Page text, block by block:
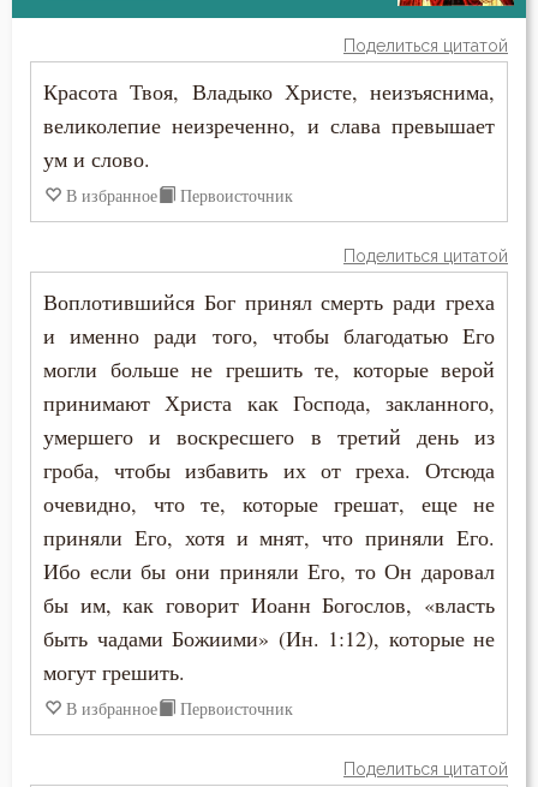
Бесстрастие
Благодарность
Благочестие
Ближний
Блуд
Бог
Богопознание
Богородица
Богослужение
Богоугождение
Амвросий Оптинский (Гренков)
Афанасий Великий
Григорий Богослов
Григорий Палама
Игнатий Брянчанинов
Иоанн Златоуст
Исидор Пелусиот
Иустин (Попович)
Николай Сербский
Симеон Новый Богослов
Феофан Затворник
Филарет Московский (Дроздов)
Поделиться цитатой
Красота Твоя, Владыко Христе, неизъяснима,
великолепие неизреченно, и слава превышает
ум и слово.
В избранное Первоисточник
Поделиться цитатой
Воплотившийся Бог принял смерть ради греха
и именно ради того, чтобы благодатью Его
могли больше не грешить те, которые верой
принимают Христа как Господа, закланного,
умершего и воскресшего в третий день из
гроба, чтобы избавить их от греха. Отсюда
очевидно, что те, которые грешат, еще не
приняли Его, хотя и мнят, что приняли Его.
Ибо если бы они приняли Его, то Он даровал
бы им, как говорит Иоанн Богослов, «власть
быть чадами Божиими» (Ин. 1:12), которые не
могут грешить.
В избранное Первоисточник
Поделиться цитатой